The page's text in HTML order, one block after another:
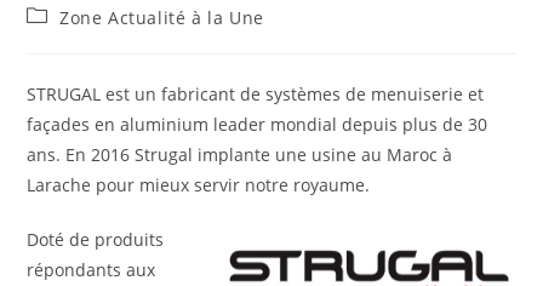
Zone Actualité à la Une
STRUGAL est un fabricant de systèmes de menuiserie et
façades en aluminium leader mondial depuis plus de 30
ans. En 2016 Strugal implante une usine au Maroc à
Larache pour mieux servir notre royaume.
Doté de produits
répondants aux